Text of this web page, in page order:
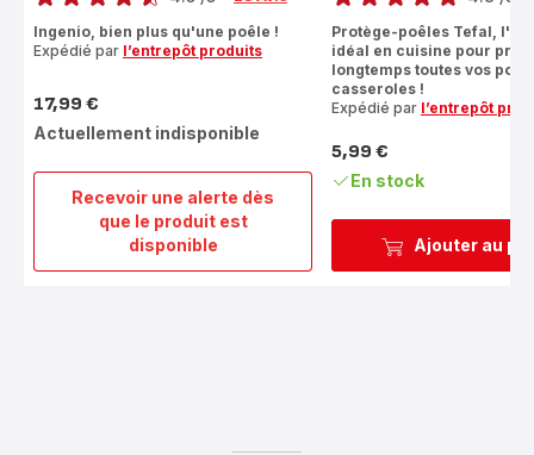
Recevoir une alerte dès
que le produit est
disponible
Ingenio
6
Poignée
Ingenio, bien plus qu'une poêle !
Expédié par l’entrepôt produits
Prix
17,99 €
Actuellement indisponible
Ajouter au
Protège-poêles Tefal,
idéal en cuisine pour
longtemps toutes vos
casseroles !
Expédié par l’entrepôt
Prix
5,99 €
En stock